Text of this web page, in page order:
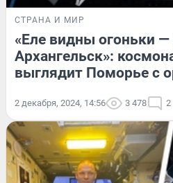
СТРАНА И МИР
«Еле видны огоньки —
Архангельск»:
выглядит Поморье с
2 декабря, 2024, 14:56 3 478 2